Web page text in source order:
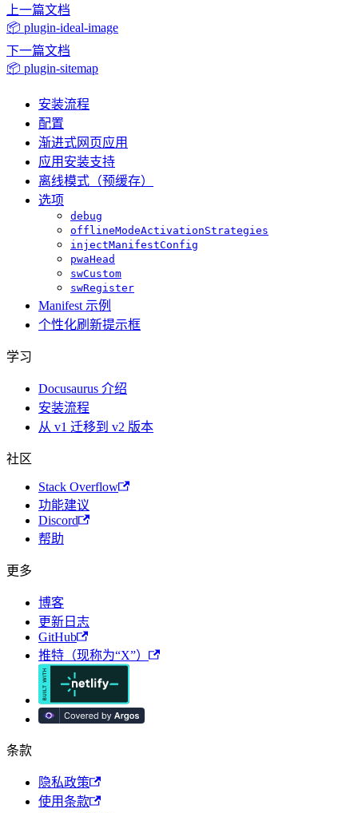
上一篇文档
📦 plugin-ideal-image
下一篇文档
📦 plugin-sitemap
安装流程
配置
渐进式网页应用
应用安装支持
离线模式（预缓存）
选项
debug
offlineModeActivationStrategies
injectManifestConfig
pwaHead
swCustom
swRegister
Manifest 示例
个性化刷新提示框
学习
Docusaurus 介绍
安装流程
从 v1 迁移到 v2 版本
社区
Stack Overflow
功能建议
Discord
帮助
更多
博客
更新日志
GitHub
推特（现称为“X”）
条款
隐私政策
使用条款